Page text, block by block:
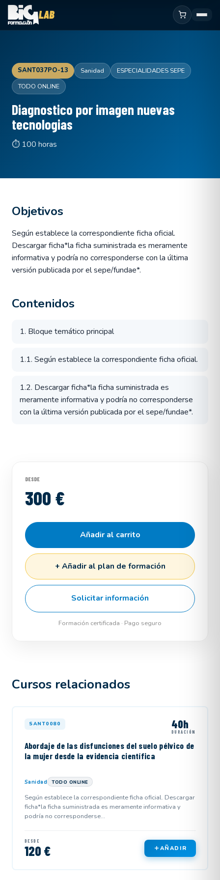
SANT037PO-13 Sanidad
ESPECIALIDADES SEPE
TODO ONLINE
Diagnostico por imagen nuevas
tecnologias
⏱ 100 horas
Objetivos
Según establece la correspondiente ficha oficial.
Descargar ficha*la ficha suministrada es meramente
informativa y podría no corresponderse con la última
versión publicada por el sepe/fundae*.
Contenidos
1. Bloque temático principal
1.1. Según establece la correspondiente ficha oficial.
1.2. Descargar ficha*la ficha suministrada es
meramente informativa y podría no corresponderse
con la última versión publicada por el sepe/fundae*.
DESDE
300 €
Añadir al carrito
+ Añadir al plan de formación
Solicitar información
Formación certificada · Pago seguro
Cursos relacionados
SANT0080 40h
DURACIÓN
Abordaje de las disfunciones del suelo pélvico de
la mujer desde la evidencia científica
Sanidad TODO ONLINE
Según establece la correspondiente ficha oficial. Descargar
ficha*la ficha suministrada es meramente informativa y
podría no corresponderse...
DESDE
120 € AÑADIR